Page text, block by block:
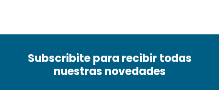
Subscribite para recibir todas
nuestras novedades